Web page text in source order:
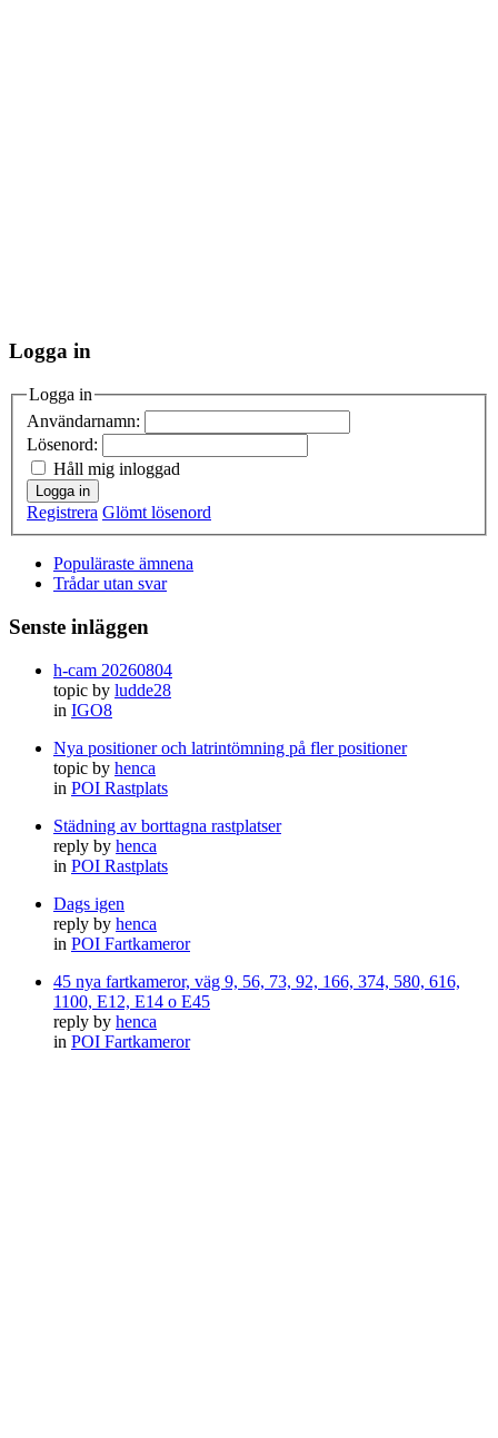
Logga in
Logga in
Användarnamn:
Lösenord:
Håll mig inloggad
Logga in
Registrera Glömt lösenord
Populäraste ämnena
Trådar utan svar
Senste inläggen
h-cam 20260804
topic by ludde28
in IGO8
Nya positioner och latrintömning på fler positioner
topic by henca
in POI Rastplats
Städning av borttagna rastplatser
reply by henca
in POI Rastplats
Dags igen
reply by henca
in POI Fartkameror
45 nya fartkameror, väg 9, 56, 73, 92, 166, 374, 580, 616,
1100, E12, E14 o E45
reply by henca
in POI Fartkameror